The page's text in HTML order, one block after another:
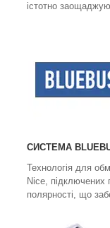
істотно
СИСТЕМА
Технологія для
Nice,
полярності, що